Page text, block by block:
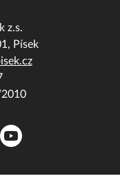
z.s.
Písek
YouTube